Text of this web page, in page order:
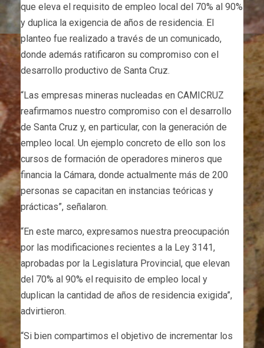
que eleva el requisito de empleo local del 70% al 90%
y duplica la exigencia de años de residencia. El
planteo fue realizado a través de un comunicado,
donde además ratificaron su compromiso con el
desarrollo productivo de Santa Cruz.
“Las empresas mineras nucleadas en CAMICRUZ
reafirmamos nuestro compromiso con el desarrollo
de Santa Cruz y, en particular, con la generación de
empleo local. Un ejemplo concreto de ello son los
cursos de formación de operadores mineros que
financia la Cámara, donde actualmente más de 200
personas se capacitan en instancias teóricas y
prácticas”, señalaron.
“En este marco, expresamos nuestra preocupación
por las modificaciones recientes a la Ley 3141,
aprobadas por la Legislatura Provincial, que elevan
del 70% al 90% el requisito de empleo local y
duplican la cantidad de años de residencia exigida”,
advirtieron.
“Si bien compartimos el objetivo de incrementar los